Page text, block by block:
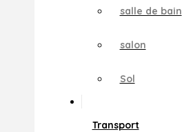
salle de bain
salon
Sol
Transport